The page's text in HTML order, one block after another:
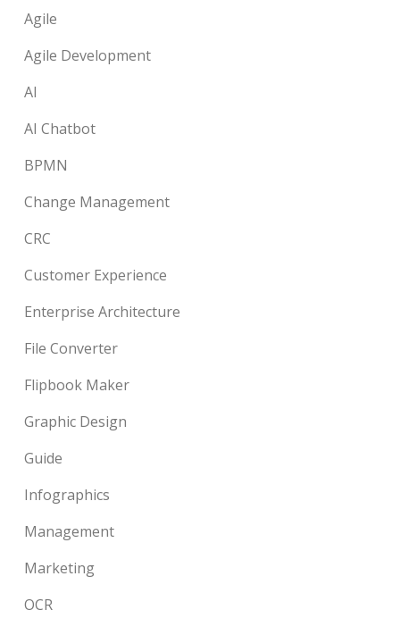
Agile
Agile Development
AI
AI Chatbot
BPMN
Change Management
CRC
Customer Experience
Enterprise Architecture
File Converter
Flipbook Maker
Graphic Design
Guide
Infographics
Management
Marketing
OCR